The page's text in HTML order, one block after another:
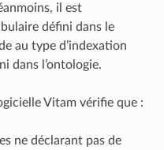
il est
défini dans le
au type d’indexation
dans l’ontologie.
Vitam vérifie que :
ne déclarant pas de